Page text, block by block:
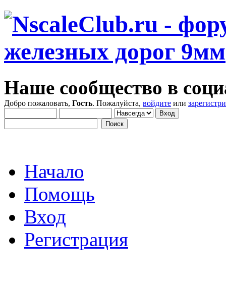
Наше сообщество в
Добро пожаловать, Гость. Пожалуйста, войдите или
Начало
Помощь
Вход
Регистрация